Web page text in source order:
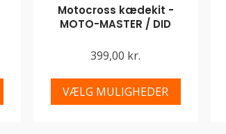
Motocross kædekit -
MOTO-MASTER / DID
399,00 kr.
VÆLG MULIGHEDER